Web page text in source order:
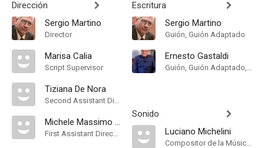
Dirección
Sergio Martino
Director
Marisa Calia
Script Supervisor
Tiziana De Nora
Second Assistant Director
Michele Massimo Tarantini
First Assistant Director
Escritura
Sergio Martino
Guión, Guión Adaptado
Ernesto Gastaldi
Guión, Guión Adaptado, Historia
Sonido
Luciano Michelini
Compositor de la Música Original